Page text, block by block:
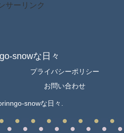
サーリンク
snowな日々
プライバシーポリシー
お問い合わせ
snowな日々.